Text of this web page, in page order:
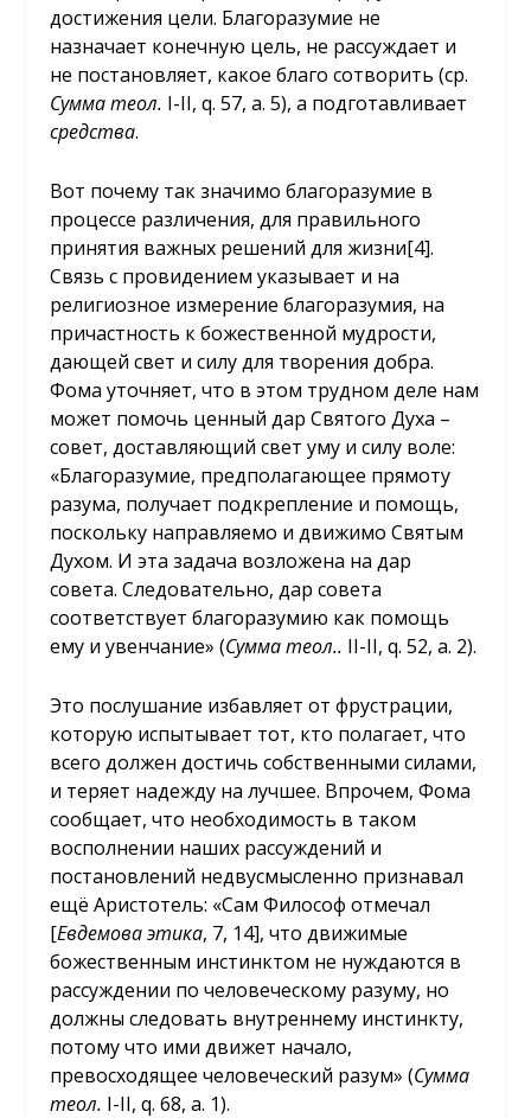
достижения цели. Благоразумие не
назначает конечную цель, не рассуждает и
не постановляет, какое благо сотворить (ср.
Сумма теол. I-II, q. 57, a. 5), а подготавливает
средства.
Вот почему так значимо благоразумие в
процессе различения, для правильного
принятия важных решений для жизни[4].
Связь с провидением указывает и на
религиозное измерение благоразумия, на
причастность к божественной мудрости,
дающей свет и силу для творения добра.
Фома уточняет, что в этом трудном деле нам
может помочь ценный дар Святого Духа –
совет, доставляющий свет уму и силу воле:
«Благоразумие, предполагающее прямоту
разума, получает подкрепление и помощь,
поскольку направляемо и движимо Святым
Духом. И эта задача возложена на дар
совета. Следовательно, дар совета
соответствует благоразумию как помощь
ему и увенчание» (Сумма теол.. II-II, q. 52, a. 2).
Это послушание избавляет от фрустрации,
которую испытывает тот, кто полагает, что
всего должен достичь собственными силами,
и теряет надежду на лучшее. Впрочем, Фома
сообщает, что необходимость в таком
восполнении наших рассуждений и
постановлений недвусмысленно признавал
ещё Аристотель: «Сам Философ отмечал
[Евдемова этика, 7, 14], что движимые
божественным инстинктом не нуждаются в
рассуждении по человеческому разуму, но
должны следовать внутреннему инстинкту,
потому что ими движет начало,
превосходящее человеческий разум» (Сумма
теол. I-II, q. 68, a. 1).